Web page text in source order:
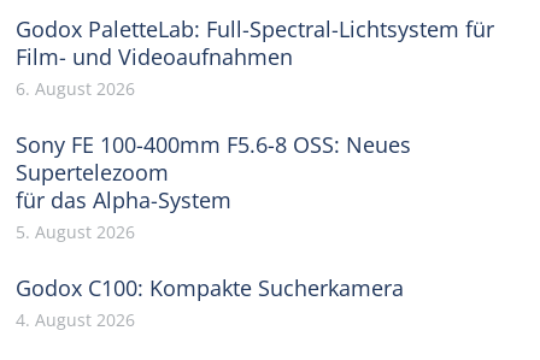
Godox PaletteLab: Full-Spectral-Lichtsystem für
Film- und Videoaufnahmen
6. August 2026
Sony FE 100-400mm F5.6-8 OSS: Neues
Supertelezoom
für das Alpha-System
5. August 2026
Godox C100: Kompakte Sucherkamera
4. August 2026